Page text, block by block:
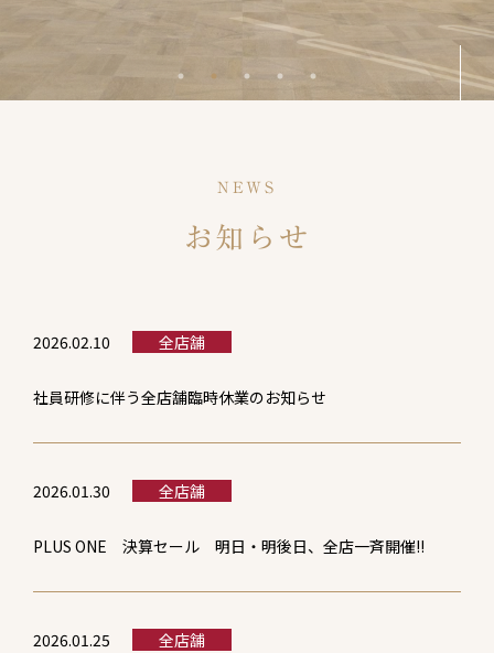
NEWS
お知らせ
2026.02.10 全店舗
社員研修に伴う全店舗臨時休業のお知らせ
2026.01.30 全店舗
PLUS ONE 決算セール 明日・明後日、全店一斉開催!!
2026.01.25 全店舗